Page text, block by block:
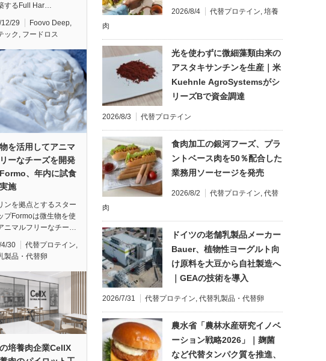
するFull Har…
29 Foovo Deep
ック
フードロス
を活用してアニマ
ーなチーズを開発
、年内に試食
施
ンを拠点とするスター
プFormoは微生物を使
ニマルフリーなチー…
30 代替プロテイン,
製品・代替卵
培養肉企業CellX
2026/8/4 代替プロテイン 培養
肉
光を使わずに微細藻類由来の
アスタキサンチンを生産｜米
Kuehnle AgroSystemsがシ
リーズBで資金調達
2026/8/3 代替プロテイン
食肉加工の銀河フーズ、プラ
ントベース肉を50％配合した
業務用ソーセージを発売
2026/8/2 代替プロテイン 代替
肉
ドイツの老舗乳製品メーカー
Bauer、植物性ヨーグルト向
け原料を大豆から自社製造へ
｜GEAの技術を導入
2026/7/31 代替プロテイン 代替乳製品・代替卵
農水省「農林水産研究イノベ
ーション戦略2026」｜麹菌
など代替タンパク質を推進、